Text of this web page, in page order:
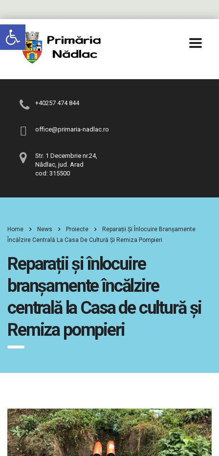
Deschide bara de unelte
+40257 474 844
office@primaria-nadlac.ro
Str. 1 Decembrie nr.24,
Nădlac, jud. Arad
cod: 315500
Home News Proiecte
Reparații Și Înlocuire Branșamente
Încălzire Centrală La Casa De Cultură Și Remiza Pompieri
Reparații și înlocuire
branșamente încălzire
centrală la Casa de cultură și
Remiza pompieri